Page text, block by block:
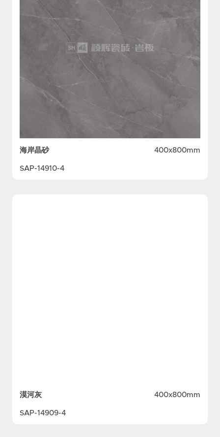
海岸晶砂 400x800mm
SAP-14910-4
漠河灰 400x800mm
SAP-14909-4